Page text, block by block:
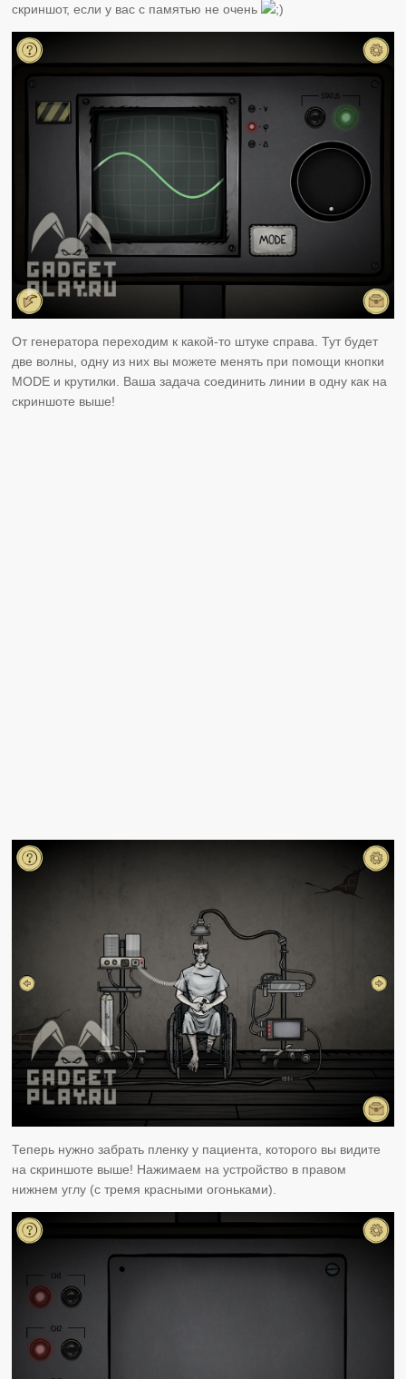
скриншот, если у вас с памятью не очень
От генератора переходим к какой-то штуке справа. Тут будет
две волны, одну из них вы можете менять при помощи кнопки
MODE и крутилки. Ваша задача соединить линии в одну как на
скриншоте выше!
Теперь нужно забрать пленку у пациента, которого вы видите
на скриншоте выше! Нажимаем на устройство в правом
нижнем углу (с тремя красными огоньками).